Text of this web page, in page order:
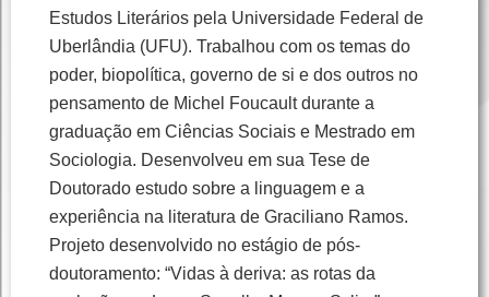
Estudos Literários pela Universidade Federal de
Uberlândia (UFU). Trabalhou com os temas do
poder, biopolítica, governo de si e dos outros no
pensamento de Michel Foucault durante a
graduação em Ciências Sociais e Mestrado em
Sociologia. Desenvolveu em sua Tese de
Doutorado estudo sobre a linguagem e a
experiência na literatura de Graciliano Ramos.
Projeto desenvolvido no estágio de pós-
doutoramento: “Vidas à deriva: as rotas da